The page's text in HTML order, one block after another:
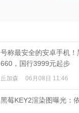
号称最安全的安卓手机
660，国行3999元起步
丘加森 06月08日 11:46
黑莓KEY2渲染图曝光：